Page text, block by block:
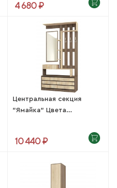
4 680 ₽
Центральная секция
"Ямайка" Цвета...
10 440 ₽